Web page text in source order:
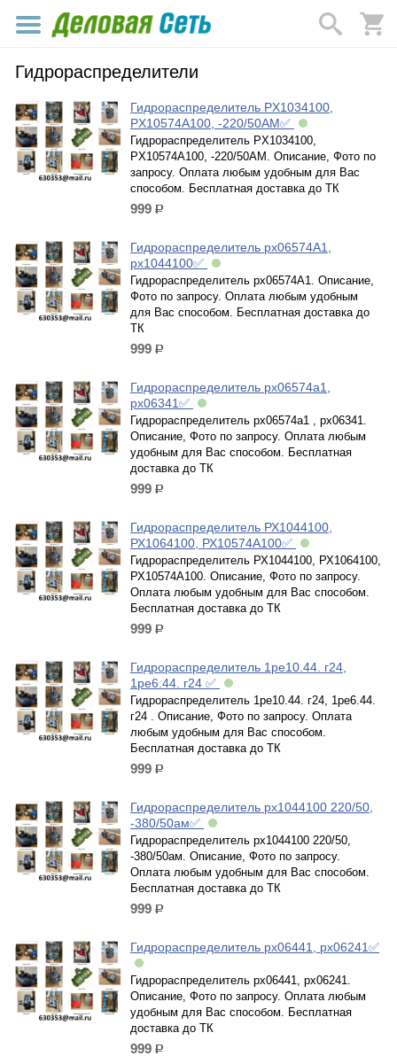
Гидрораспределители
Гидрораспределитель PX1034100,
PX10574A100, -220/50AM✅
Гидрораспределитель PX1034100,
PX10574A100, -220/50AM. Описание, Фото по
запросу. Оплата любым удобным для Вас
способом. Бесплатная доставка до ТК
999 р.
Гидрораспределитель рх06574А1,
рх1044100✅
Гидрораспределитель рх06574А1. Описание,
Фото по запросу. Оплата любым удобным
для Вас способом. Бесплатная доставка до
ТК
999 р.
Гидрораспределитель рх06574а1,
рх06341✅
Гидрораспределитель рх06574а1 , рх06341.
Описание, Фото по запросу. Оплата любым
удобным для Вас способом. Бесплатная
доставка до ТК
999 р.
Гидрораспределитель РХ1044100,
РХ1064100, РХ10574А100✅
Гидрораспределитель РХ1044100, РХ1064100,
РХ10574А100. Описание, Фото по запросу.
Оплата любым удобным для Вас способом.
Бесплатная доставка до ТК
999 р.
Гидрораспределитель 1ре10.44. г24,
1ре6.44. г24 ✅
Гидрораспределитель 1ре10.44. г24, 1ре6.44.
г24 . Описание, Фото по запросу. Оплата
любым удобным для Вас способом.
Бесплатная доставка до ТК
999 р.
Гидрораспределитель рх1044100 220/50,
-380/50ам✅
Гидрораспределитель рх1044100 220/50,
-380/50ам. Описание, Фото по запросу.
Оплата любым удобным для Вас способом.
Бесплатная доставка до ТК
999 р.
Гидрораспределитель рх06441, рх06241✅
Гидрораспределитель рх06441, рх06241.
Описание, Фото по запросу. Оплата любым
удобным для Вас способом. Бесплатная
доставка до ТК
999 р.